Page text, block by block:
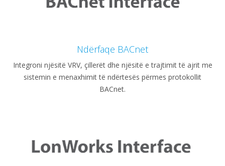
Ndërfaqe BACnet
Integroni njësitë VRV, çillerët dhe njësitë e trajtimit të ajrit me
sistemin e menaxhimit të ndërtesës përmes protokollit
BACnet.